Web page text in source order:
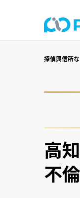
探偵興信所
高
不